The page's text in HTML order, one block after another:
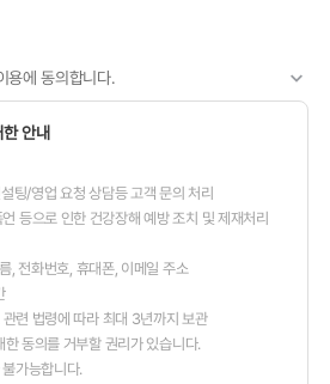
용에 동의합니다.
안내
팅/영업 요청 상담등 고객 문의 처리
등으로 인한 건강장해 예방 조치 및 제재처리
, 전화번호, 휴대폰, 이메일 주소
련 법령에 따라 최대 3년까지 보관
동의를 거부할 권리가 있습니다.
가능합니다.